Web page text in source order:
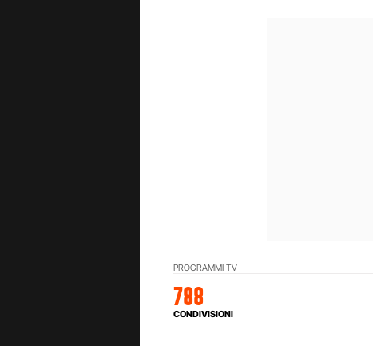
PROGRAMMI TV
788
CONDIVISIONI